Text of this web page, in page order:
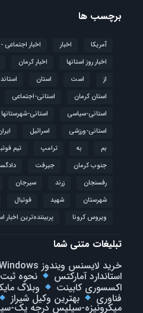
برچسب ها
آمریکا اخبار اخبار اجتماعی
اخبار روز استانها
اخبار کرمان
از
است استان
استان کرمان
استانی-اجتماعی
استانی-سیاسی
استانی-شهرستانها
استانی-ورزشی
اسرائیل
بم
به ترامپ
تیم
جنوب کرمان
جیرفت
رفسنجان
زرند سیرجان
شهرستان
شهید فوتبال
ویروس کرونا
پربیننده‌ترین اخبار
تبلیغات متنی شما
خرید لایسنس ویندوز Windows اورجینال
استاندارد آمارکتس نحوه
اکسسوری کابینت وبلاگ
فناوری بهترین وکیل شیراز
میکرونیزه-سیلیس درجه یک-